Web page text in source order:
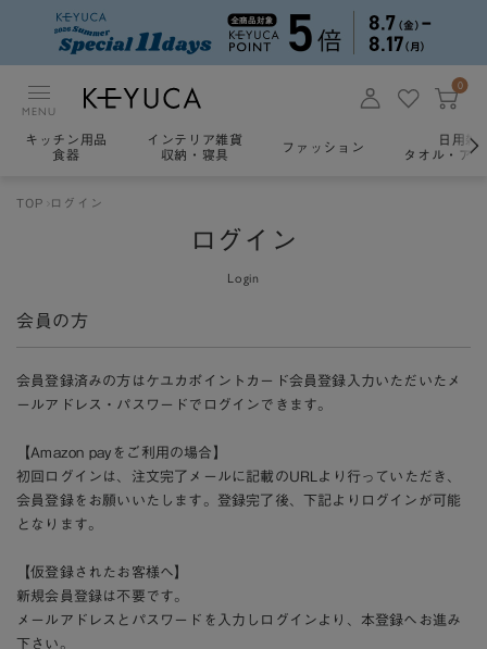
MENU
0
キッチン用品
食器
インテリア雑貨
収納・寝具
ファッション
日用雑
タオル・ア
TOP ログイン
ログイン
Login
会員の方
会員登録済みの方はケユカポイントカード会員登録入力いただいたメ
ールアドレス・パスワードでログインできます。
【Amazon payをご利用の場合】
初回ログインは、注文完了メールに記載のURLより行っていただき、
会員登録をお願いいたします。登録完了後、下記よりログインが可能
となります。
【仮登録されたお客様へ】
新規会員登録は不要です。
メールアドレスとパスワードを入力しログインより、本登録へお進み
下さい。